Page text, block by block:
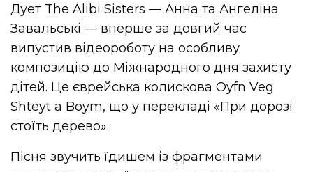
Дует The Alibi Sisters — Анна та Ангеліна
Завальські — вперше за довгий час
випустив відеороботу на особливу
композицію до Міжнародного дня захисту
дітей. Це єврейська колискова Oyfn Veg
Shteyt a Boym, що у перекладі «При дорозі
стоїть дерево».
Пісня звучить їдишем із фрагментами